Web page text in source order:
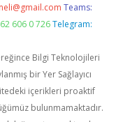
Teams:
606 0 726 Telegram:
Bilgi Teknolojileri
bir Yer Sağlayıcı
içerikleri proaktif
bulunmamaktadır.